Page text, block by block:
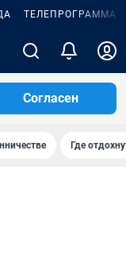
ТЕЛЕПРОГРАММА
Согласен
Где